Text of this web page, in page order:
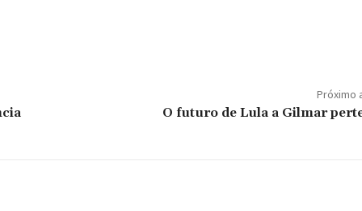
Próximo
O futuro de Lula a Gilmar